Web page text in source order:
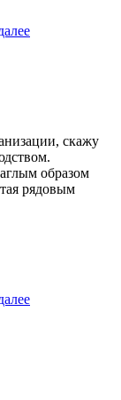
скажу
образом
рядовым